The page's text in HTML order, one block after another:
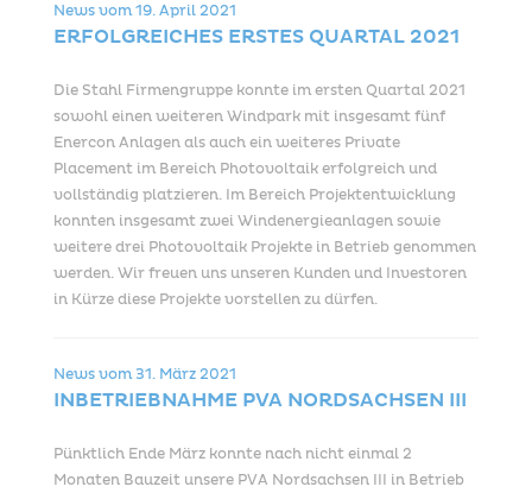
News vom19. April 2021
ERFOLGREICHES ERSTES QUARTAL 2021
Die Stahl Firmengruppe konnte im ersten Quartal 2021
sowohl einen weiteren Windpark mit insgesamt fünf
Enercon Anlagen als auch ein weiteres Private
Placement im Bereich Photovoltaik erfolgreich und
vollständig platzieren. Im Bereich Projektentwicklung
konnten insgesamt zwei Windenergieanlagen sowie
weitere drei Photovoltaik Projekte in Betrieb genommen
werden. Wir freuen uns unseren Kunden und Investoren
in Kürze diese Projekte vorstellen zu dürfen.
News vom 31. März 2021
INBETRIEBNAHME PVA NORDSACHSEN III
Pünktlich Ende März konnte nach nicht einmal 2
Monaten Bauzeit unsere PVA Nordsachsen III in Betrieb